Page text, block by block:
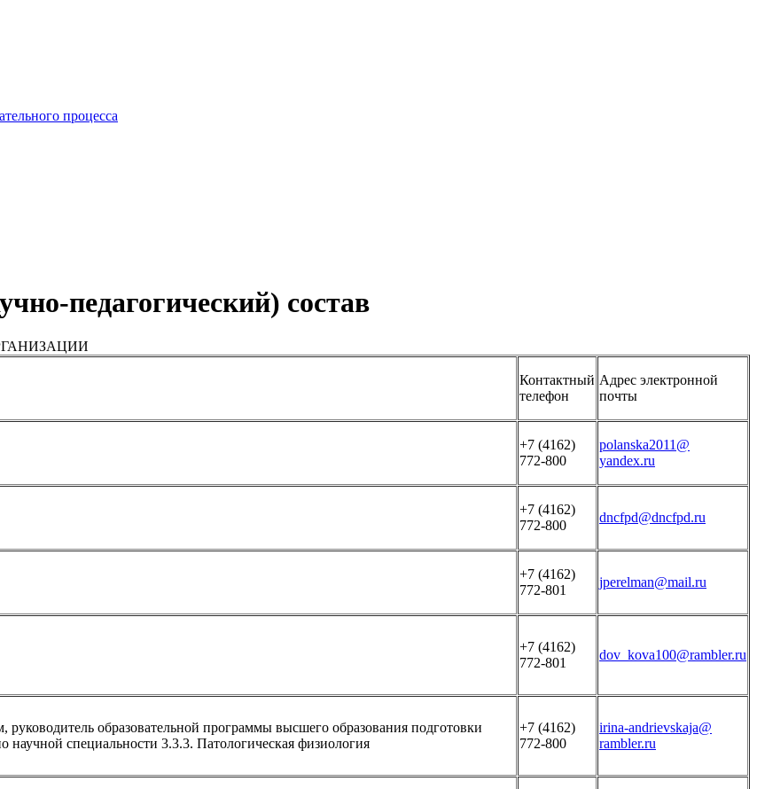
процесса
педагогический) состав
Контактный
телефон
Адрес электронной
почты
+7 (4162)
772-800
polanska2011@
yandex.ru
+7 (4162)
772-800
dncfpd@dncfpd.ru
+7 (4162)
772-801
jperelman@mail.ru
+7 (4162)
772-801
dov_kova100@rambler.ru
образовательной программы высшего образования подготовки
специальности 3.3.3. Патологическая физиология
+7 (4162)
772-800
irina-andrievskaja@
rambler.ru